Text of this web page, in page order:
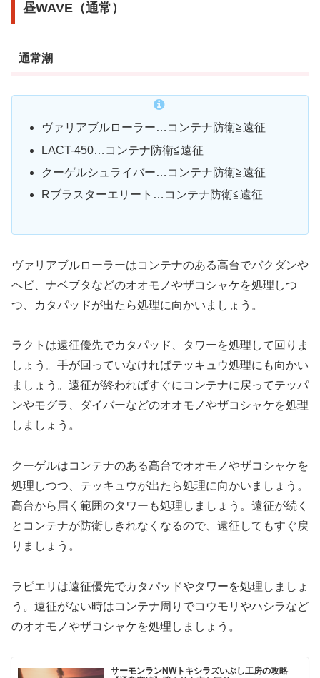
昼WAVE（通常）
通常潮
ヴァリアブルローラー…コンテナ防衛≧遠征
LACT-450…コンテナ防衛≦遠征
クーゲルシュライバー…コンテナ防衛≧遠征
Rブラスターエリート…コンテナ防衛≦遠征
ヴァリアブルローラーはコンテナのある高台でバクダンや
ヘビ、ナベブタなどのオオモノやザコシャケを処理しつ
つ、カタパッドが出たら処理に向かいましょう。
ラクトは遠征優先でカタパッド、タワーを処理して回りま
しょう。手が回っていなければテッキュウ処理にも向かい
ましょう。遠征が終わればすぐにコンテナに戻ってテッパ
ンやモグラ、ダイバーなどのオオモノやザコシャケを処理
しましょう。
クーゲルはコンテナのある高台でオオモノやザコシャケを
処理しつつ、テッキュウが出たら処理に向かいましょう。
高台から届く範囲のタワーも処理しましょう。遠征が続く
とコンテナが防衛しきれなくなるので、遠征してもすぐ戻
りましょう。
ラピエリは遠征優先でカタパッドやタワーを処理しましょ
う。遠征がない時はコンテナ周りでコウモリやハシラなど
のオオモノやザコシャケを処理しましょう。
サーモンランNWトキシラズいぶし工房の攻略